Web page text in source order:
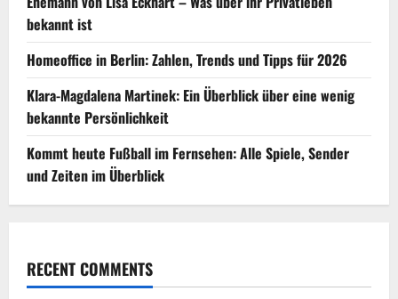
bekannt ist
Homeoffice in Berlin: Zahlen, Trends und Tipps für 2026
Klara-Magdalena Martinek: Ein Überblick über eine wenig
bekannte Persönlichkeit
Kommt heute Fußball im Fernsehen: Alle Spiele, Sender
und Zeiten im Überblick
RECENT COMMENTS